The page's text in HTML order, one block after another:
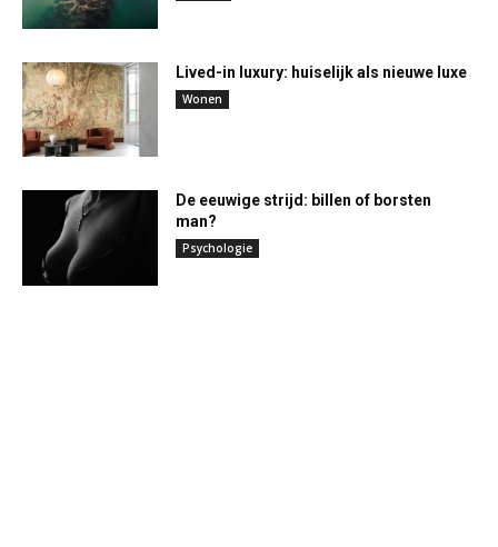
Lived-in luxury: huiselijk als nieuwe luxe
Wonen
De eeuwige strijd: billen of borsten
man?
Psychologie